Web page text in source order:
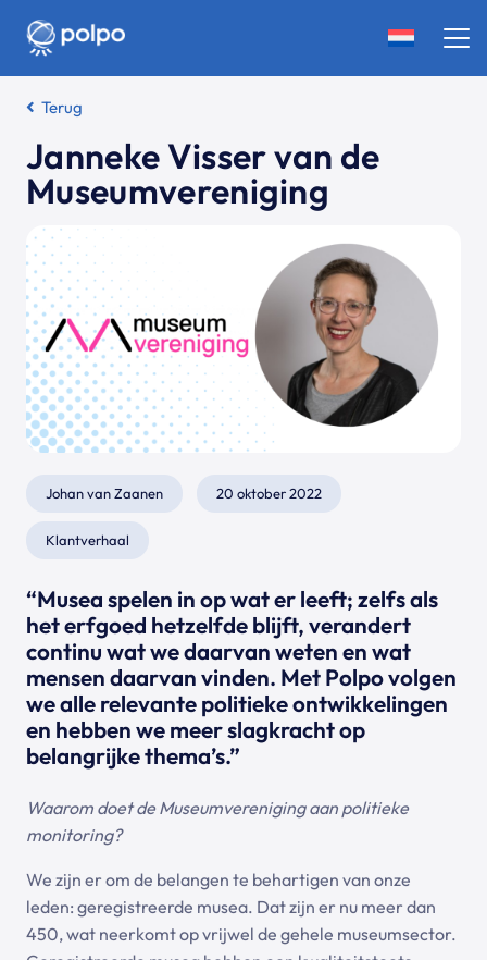
Terug
Janneke Visser van de
Museumvereniging
Johan van Zaanen 20 oktober 2022
Klantverhaal
“Musea spelen in op wat er leeft; zelfs als
het erfgoed hetzelfde blijft, verandert
continu wat we daarvan weten en wat
mensen daarvan vinden. Met Polpo volgen
we alle relevante politieke ontwikkelingen
en hebben we meer slagkracht op
belangrijke thema’s.”
Waarom doet de Museumvereniging aan politieke
monitoring?
We zijn er om de belangen te behartigen van onze
leden: geregistreerde musea. Dat zijn er nu meer dan
450, wat neerkomt op vrijwel de gehele museumsector.